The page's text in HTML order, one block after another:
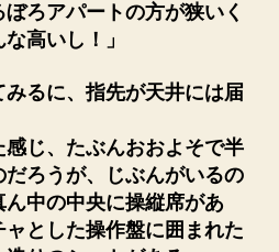
ろアパートの方が狭いく
高いし！」
るに、指先が天井には届
じ、たぶんおおよそで半
ろうが、じぶんがいるの
中の中央に操縦席があ
ャとした操作盤に囲まれた